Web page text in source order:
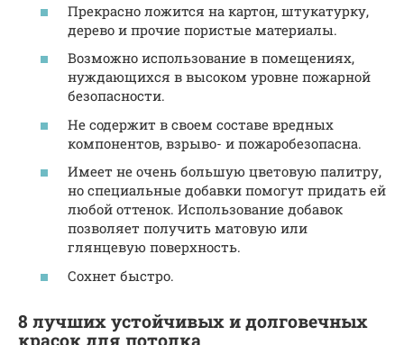
Прекрасно ложится на картон, штукатурку,
дерево и прочие пористые материалы.
Возможно использование в помещениях,
нуждающихся в высоком уровне пожарной
безопасности.
Не содержит в своем составе вредных
компонентов, взрыво- и пожаробезопасна.
Имеет не очень большую цветовую палитру,
но специальные добавки помогут придать ей
любой оттенок. Использование добавок
позволяет получить матовую или
глянцевую поверхность.
Сохнет быстро.
8 лучших устойчивых и долговечных
красок для потолка